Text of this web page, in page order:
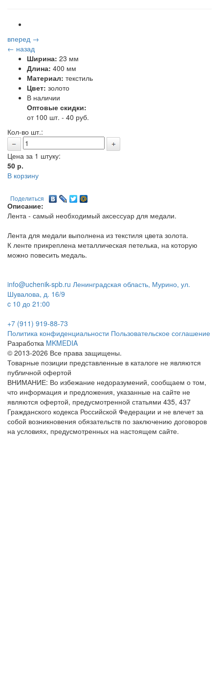
вперед →
← назад
Ширина: 23 мм
Длина: 400 мм
Материал: текстиль
Цвет: золото
В наличии
Оптовые скидки:
от 100 шт. - 40 руб.
Кол-во шт.:
Цена за 1 штуку:
50 р.
В корзину
Поделиться
Описание:
Лента - самый необходимый аксессуар для медали.
Лента для медали выполнена из текстиля цвета золота.
К ленте прикреплена металлическая петелька, на которую
можно повесить медаль.
info@uchenik-spb.ru Ленинградская область, Мурино, ул.
Шувалова, д. 16/9
c 10 до 21:00
+7 (911) 919-88-73
Политика конфиденциальности Пользовательское соглашение
Разработка MKMEDIA
© 2013-2026 Все права защищены.
Товарные позиции представленные в каталоге не являются
публичной офертой
ВНИМАНИЕ: Во избежание недоразумений, сообщаем о том,
что информация и предложения, указанные на сайте не
являются офертой, предусмотренной статьями 435, 437
Гражданского кодекса Российской Федерации и не влечет за
собой возникновения обязательств по заключению договоров
на условиях, предусмотренных на настоящем сайте.